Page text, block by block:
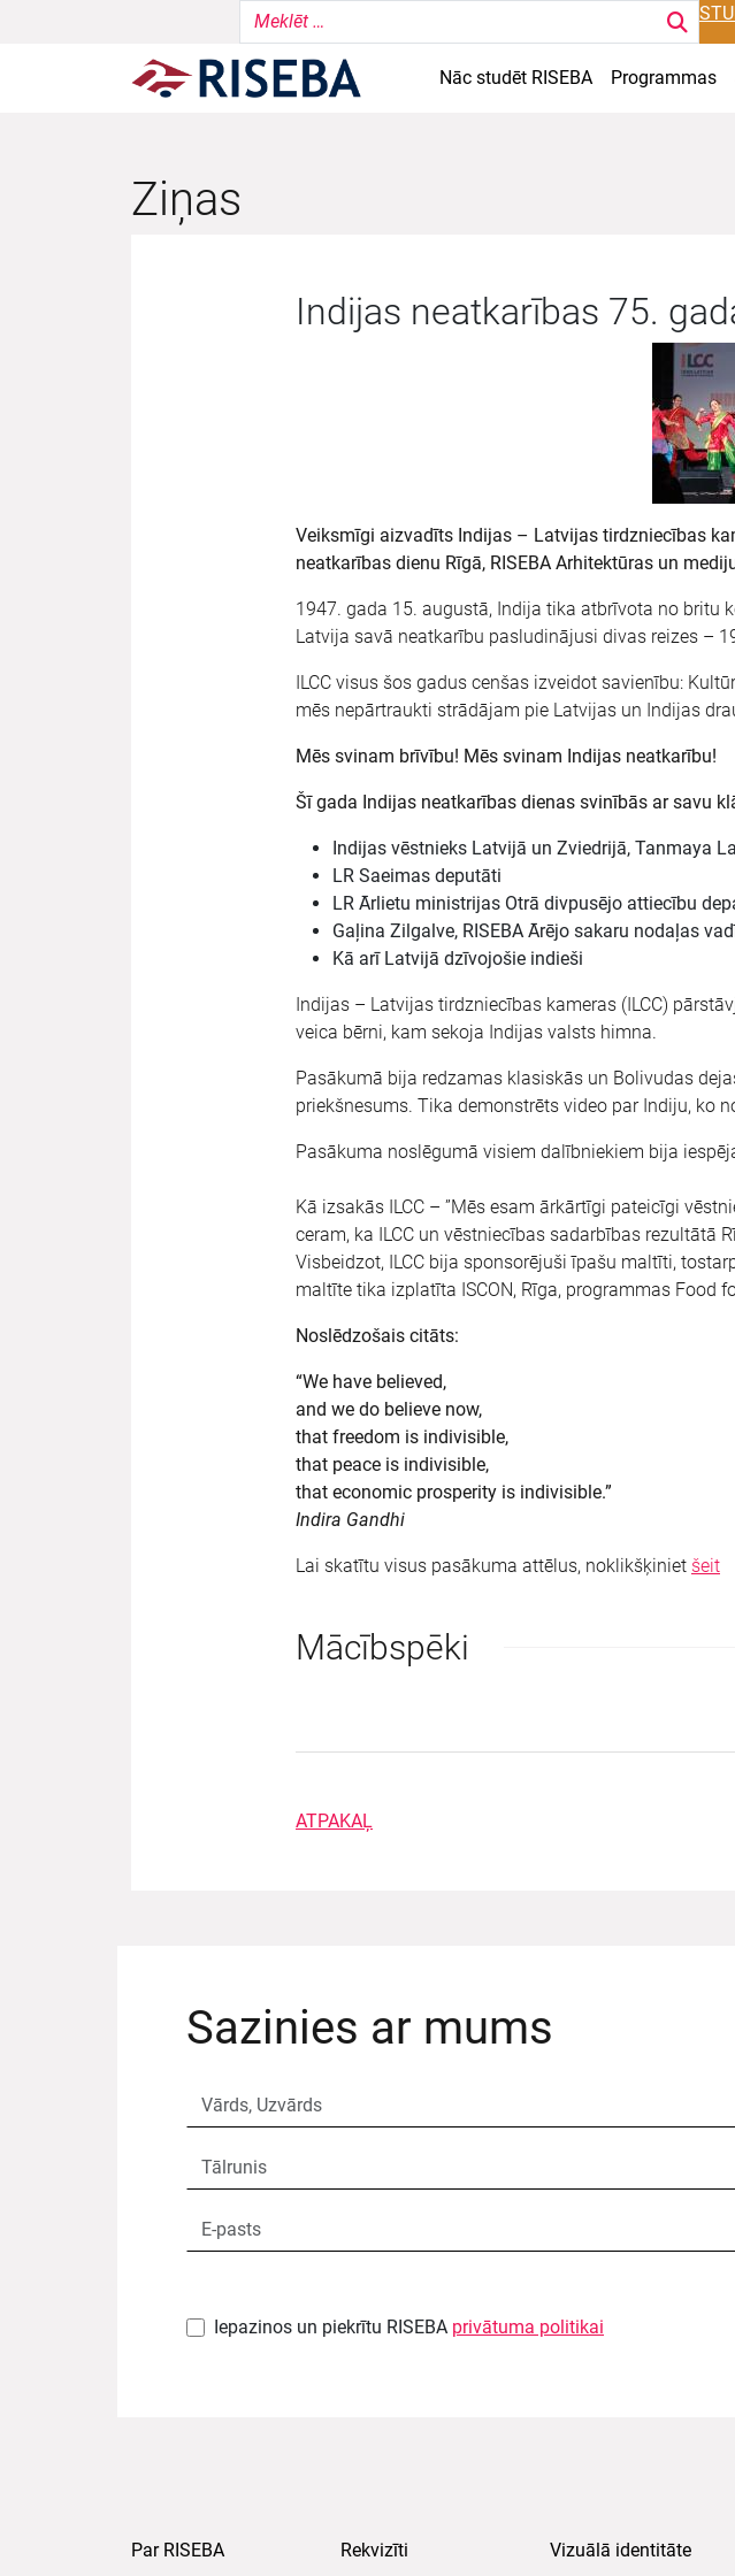
Nāc studēt RISEBA Programmas
Ziņas
Indijas neatkarības 75.
Veiksmīgi aizvadīts Indijas – Latvijas tirdzniecības
neatkarības dienu Rīgā, RISEBA Arhitektūras un
1947. gada 15. augustā, Indija tika atbrīvota no britu
Latvija savā neatkarību pasludinājusi divas reizes –
ILCC visus šos gadus cenšas izveidot savienību:
mēs nepārtraukti strādājam pie Latvijas un Indijas
Mēs svinam brīvību! Mēs svinam Indijas neatkarību!
Šī gada Indijas neatkarības dienas svinībās ar savu
Indijas vēstnieks Latvijā un Zviedrijā, Tanmaya
LR Saeimas deputāti
LR Ārlietu ministrijas Otrā divpusējo attiecību
Gaļina Zilgalve, RISEBA Ārējo sakaru nodaļas
Kā arī Latvijā dzīvojošie indieši
Indijas – Latvijas tirdzniecības kameras (ILCC)
veica bērni, kam sekoja Indijas valsts himna.
Pasākumā bija redzamas klasiskās un Bolivudas
priekšnesums. Tika demonstrēts video par Indiju, ko
Pasākuma noslēgumā visiem dalībniekiem bija
Kā izsakās ILCC – ”Mēs esam ārkārtīgi pateicīgi
ceram, ka ILCC un vēstniecības sadarbības rezultātā
Visbeidzot, ILCC bija sponsorējuši īpašu maltīti,
maltīte tika izplatīta ISCON, Rīga, programmas Food
Noslēdzošais citāts:
“We have believed,
and we do believe now,
that freedom is indivisible,
that peace is indivisible,
that economic prosperity is indivisible.”
Indira Gandhi
Lai skatītu visus pasākuma attēlus, noklikšķiniet šeit
Mācībspēki
ATPAKAĻ
Sazinies ar mums
Iepazinos un piekrītu RISEBA privātuma politikai
Par RISEBA Rekvizīti Vizuālā identitāte